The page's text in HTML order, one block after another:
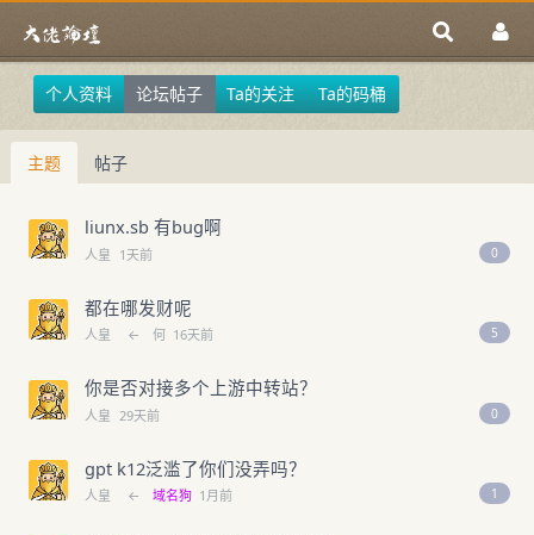
个人资料 论坛帖子 Ta的关注 Ta的码桶
主题 帖子
liunx.sb 有bug啊
人皇 1天前 0
都在哪发财呢
人皇 ← 何 16天前 5
你是否对接多个上游中转站？
人皇 29天前 0
gpt k12泛滥了你们没弄吗？
人皇 ← 域名狗 1月前 1